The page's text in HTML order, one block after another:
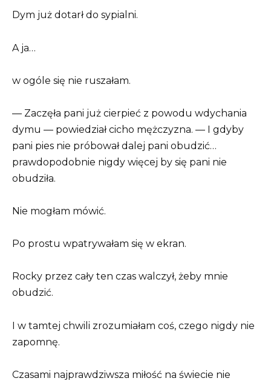
Dym już dotarł do sypialni.
A ja…
w ogóle się nie ruszałam.
— Zaczęła pani już cierpieć z powodu wdychania
dymu — powiedział cicho mężczyzna. — I gdyby
pani pies nie próbował dalej pani obudzić…
prawdopodobnie nigdy więcej by się pani nie
obudziła.
Nie mogłam mówić.
Po prostu wpatrywałam się w ekran.
Rocky przez cały ten czas walczył, żeby mnie
obudzić.
I w tamtej chwili zrozumiałam coś, czego nigdy nie
zapomnę.
Czasami najprawdziwsza miłość na świecie nie